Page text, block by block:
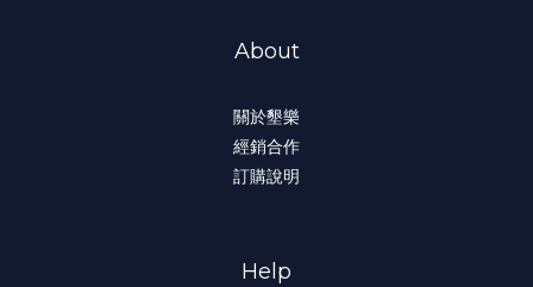
About
關於墾樂
經銷合作
訂購說明
Help